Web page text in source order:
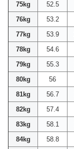
75kg
52.5
76kg
53.2
77kg
53.9
78kg
54.6
79kg
55.3
80kg
56
81kg
56.7
82kg
57.4
83kg
58.1
84kg
58.8